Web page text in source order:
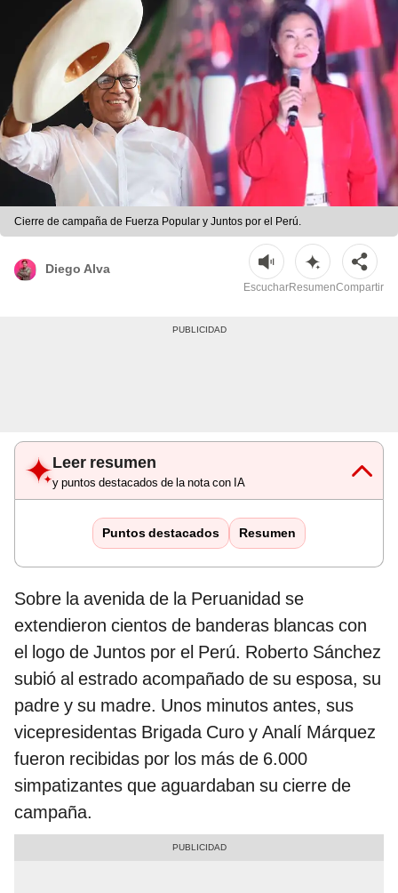
Cierre de campaña de Fuerza Popular y Juntos por el Perú.
Diego Alva
EscucharResumenCompartir
Leer resumen
y puntos destacados de la nota con IA
Puntos destacados Resumen
Sobre la avenida de la Peruanidad se
extendieron cientos de banderas blancas con
el logo de Juntos por el Perú. Roberto Sánchez
subió al estrado acompañado de su esposa, su
padre y su madre. Unos minutos antes, sus
vicepresidentas Brigada Curo y Analí Márquez
fueron recibidas por los más de 6.000
simpatizantes que aguardaban su cierre de
campaña.